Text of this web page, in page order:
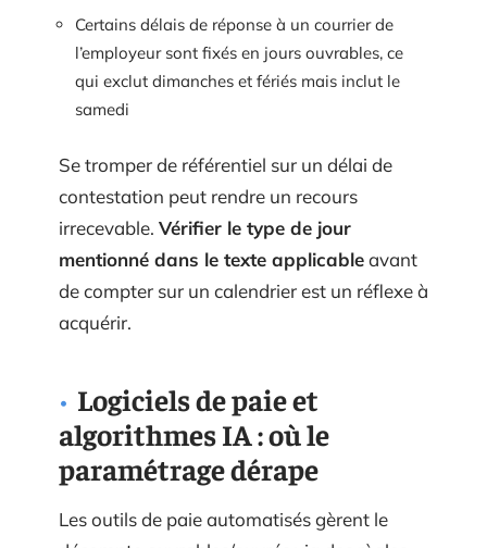
Certains délais de réponse à un courrier de
l’employeur sont fixés en jours ouvrables, ce
qui exclut dimanches et fériés mais inclut le
samedi
Se tromper de référentiel sur un délai de
contestation peut rendre un recours
irrecevable. Vérifier le type de jour
mentionné dans le texte applicableavant
de compter sur un calendrier est un réflexe à
acquérir.
Logiciels de paie et
algorithmes IA : où le
paramétrage dérape
Les outils de paie automatisés gèrent le